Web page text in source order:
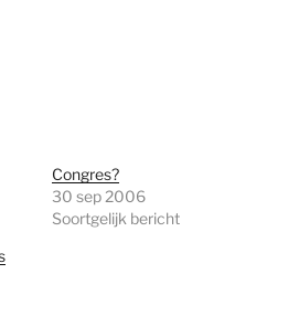
Congres?
30 sep 2006
Soortgelijk bericht